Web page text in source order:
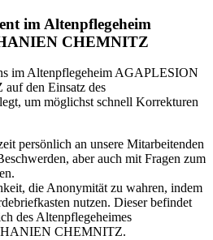
im Altenpflegeheim
CHEMNITZ
im Altenpflegeheim AGAPLESION
den Einsatz des
um möglichst schnell Korrekturen
persönlich an unsere Mitarbeitenden
aber auch mit Fragen zum
die Anonymität zu wahren, indem
nutzen. Dieser befindet
des Altenpflegeheimes
CHEMNITZ.